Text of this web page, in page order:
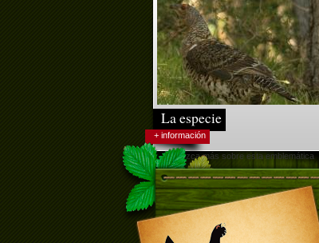
La especie
+ información
Conozca más sobre esta emblemática
ave.